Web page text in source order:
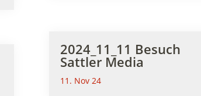
2024_11_11 Besuch
Sattler Media
11. Nov 24